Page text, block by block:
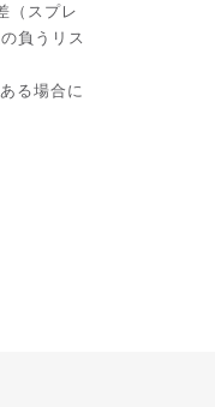
（スプレ
負うリス
る場合に